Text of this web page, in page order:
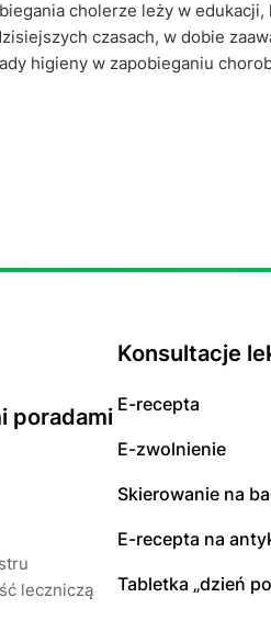
cholerze leży w
czasach, w dobie
higieny w zapobieganiu
poradami
leczniczą
Konsultacje
E-recepta
E-zwolnienie
Skierowanie na
E-recepta na
Tabletka „dzień